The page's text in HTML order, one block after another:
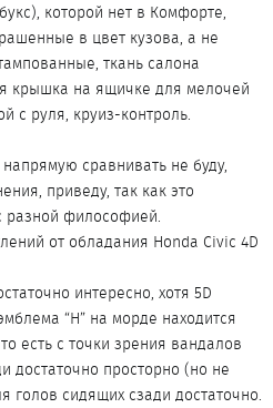
которой нет в Комфорте,
в цвет кузова, а не
ткань салона
крышка на ящичке для мелочей
с руля, круиз-контроль.
сравнивать не буду,
приведу, так как это
философией.
от обладания Honda Civic 4D
интересно, хотя 5D
“H” на морде находится
есть с точки зрения вандалов
достаточно просторно (но не
голов сидящих сзади достаточно.